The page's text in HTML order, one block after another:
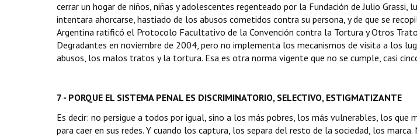
cerrar un hogar de niños, niñas y adolescentes regenteado por la Fundación de Julio Grassi,
intentara ahorcarse, hastiado de los abusos cometidos contra su persona, y de que se
Argentina ratificó el Protocolo Facultativo de la Convención contra la Tortura y Otros
Degradantes en noviembre de 2004, pero no implementa los mecanismos de visita a los
abusos, los malos tratos y la tortura. Esa es otra norma vigente que no se cumple, casi
7 - PORQUE EL SISTEMA PENAL ES DISCRIMINATORIO, SELECTIVO, ESTIGMATIZANTE
Es decir: no persigue a todos por igual, sino a los más pobres, los más vulnerables, los que
para caer en sus redes. Y cuando los captura, los separa del resto de la sociedad, los